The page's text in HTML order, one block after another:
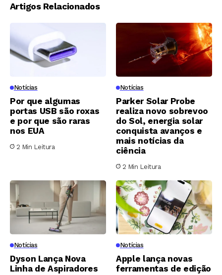
Artigos Relacionados
Notícias
Por que algumas
portas USB são roxas
e por que são raras
nos EUA
2 Min Leitura
Notícias
Parker Solar Probe
realiza novo sobrevoo
do Sol, energia solar
conquista avanços e
mais notícias da
ciência
2 Min Leitura
Notícias
Dyson Lança Nova
Linha de Aspiradores
Notícias
Apple lança novas
ferramentas de edição